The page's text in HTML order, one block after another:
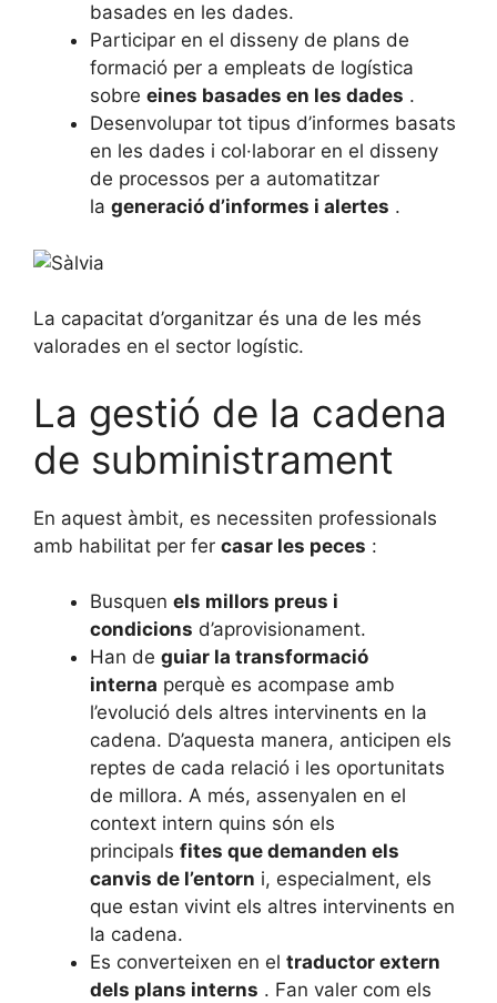
basades en les dades.
Participar en el disseny de plans de
formació per a empleats de logística
sobre eines basades en les dades .
Desenvolupar tot tipus d’informes basats
en les dades i col·laborar en el disseny
de processos per a automatitzar
la generació d’informes i alertes .
La capacitat d’organitzar és una de les més
valorades en el sector logístic.
La gestió de la cadena
de subministrament
En aquest àmbit, es necessiten professionals
amb habilitat per fer casar les peces :
Busquen els millors preus i
condicions d’aprovisionament.
Han de guiar la transformació
interna perquè es acompase amb
l’evolució dels altres intervinents en la
cadena. D’aquesta manera, anticipen els
reptes de cada relació i les oportunitats
de millora. A més, assenyalen en el
context intern quins són els
principals fites que demanden els
canvis de l’entorn i, especialment, els
que estan vivint els altres intervinents en
la cadena.
Es converteixen en el traductor extern
dels plans interns . Fan valer com els